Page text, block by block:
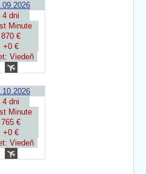
4 dni
Minute
870 €
+0 €
Viedeň
4 dni
Minute
765 €
+0 €
Viedeň